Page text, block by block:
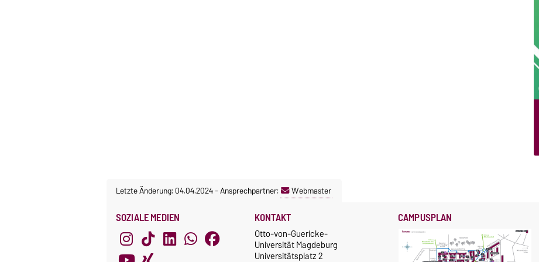
Letzte Änderung: 04.04.2024-Ansprechpartner: Webmaster
SOZIALE MEDIEN KONTAKT
Otto-von-Guericke-
Universität Magdeburg
Universitätsplatz 2
CAMPUSPLAN